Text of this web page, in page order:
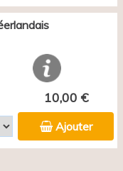
10,00 €
Ajouter